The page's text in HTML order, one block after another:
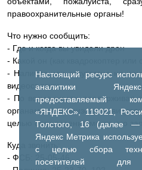
Настоящий ресурс
аналитики
предоставляемый
«ЯНДЕКС», 119021,
Толстого, 16 (далее —
Яндекс Метрика
с целью сбора
посетителей для
правоохранительные органы!
Что нужно сообщить:
- Где и когда вы увидели дрон
- Какой он (как квадрокоптер или
- Наличие или отсутствие на
видеосъемки
- По возможности поддерживая
органами, организовать
целью определения места его
Куда звонить:
- ФСБ: 25-05-46